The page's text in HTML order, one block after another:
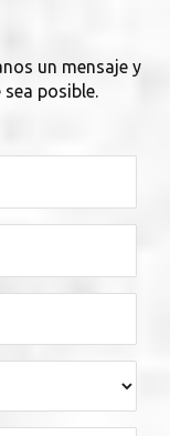
un mensaje y
posible.